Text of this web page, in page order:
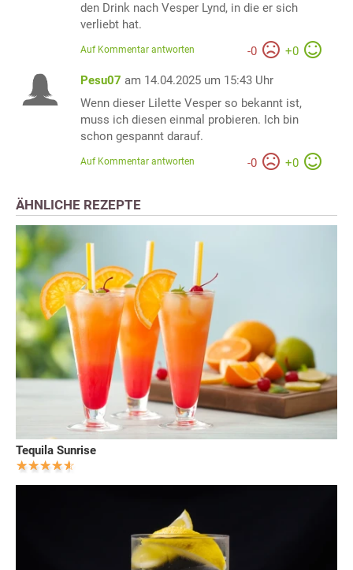
den Drink nach Vesper Lynd, in die er sich
verliebt hat.
-0 +0
Auf Kommentar antworten
Pesu07 am 14.04.2025 um 15:43 Uhr
Wenn dieser Lilette Vesper so bekannt ist,
muss ich diesen einmal probieren. Ich bin
schon gespannt darauf.
-0 +0
Auf Kommentar antworten
ÄHNLICHE REZEPTE
Tequila Sunrise